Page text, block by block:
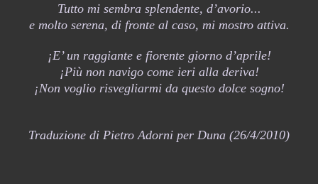
Tutto mi sembra splendente, d’avorio...
e molto serena, di fronte al caso, mi mostro attiva.
¡E’ un raggiante e fiorente giorno d’aprile!
¡Più non navigo come ieri alla deriva!
¡Non voglio risvegliarmi da questo dolce sogno!
Traduzione di Pietro Adorni per Duna (26/4/2010)